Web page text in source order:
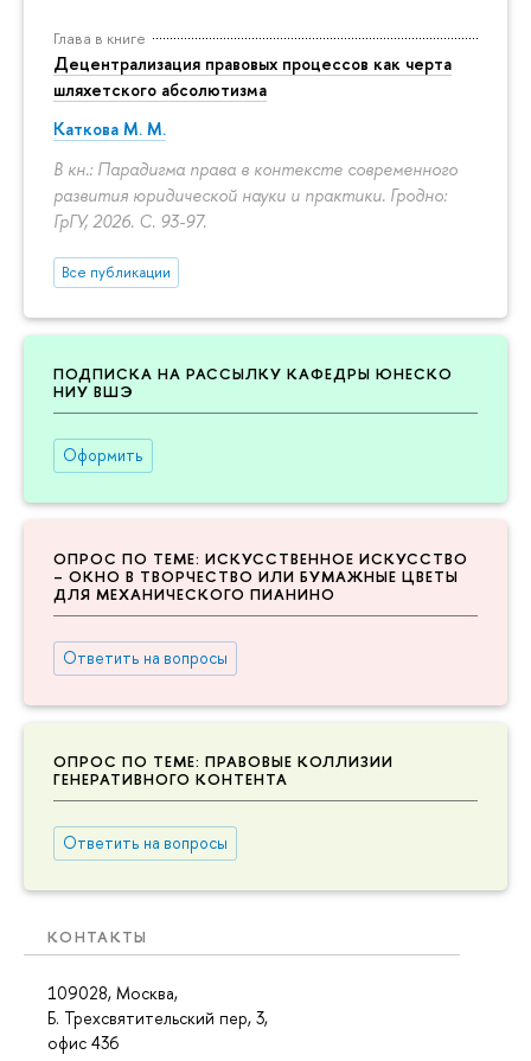
Глава в книге
Децентрализация правовых процессов как черта
шляхетского абсолютизма
Каткова М. М.
В кн.: Парадигма права в контексте современного
развития юридической науки и практики. Гродно:
ГрГУ, 2026. С. 93-97.
Все публикации
ПОДПИСКА НА РАССЫЛКУ КАФЕДРЫ ЮНЕСКО
НИУ ВШЭ
Оформить
ОПРОС ПО ТЕМЕ: ИСКУССТВЕННОЕ ИСКУССТВО
– ОКНО В ТВОРЧЕСТВО ИЛИ БУМАЖНЫЕ ЦВЕТЫ
ДЛЯ МЕХАНИЧЕСКОГО ПИАНИНО
Ответить на вопросы
ОПРОС ПО ТЕМЕ: ПРАВОВЫЕ КОЛЛИЗИИ
ГЕНЕРАТИВНОГО КОНТЕНТА
Ответить на вопросы
КОНТАКТЫ
109028, Москва,
Б. Трехсвятительский пер, 3,
офис 436